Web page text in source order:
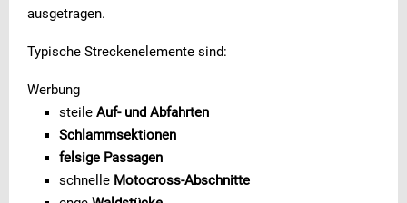
ausgetragen.
Typische Streckenelemente sind:
Werbung
steile Auf- und Abfahrten
Schlammsektionen
felsige Passagen
schnelle Motocross-Abschnitte